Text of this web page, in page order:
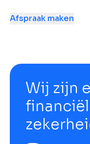
Afspraak maken
Wij zijn